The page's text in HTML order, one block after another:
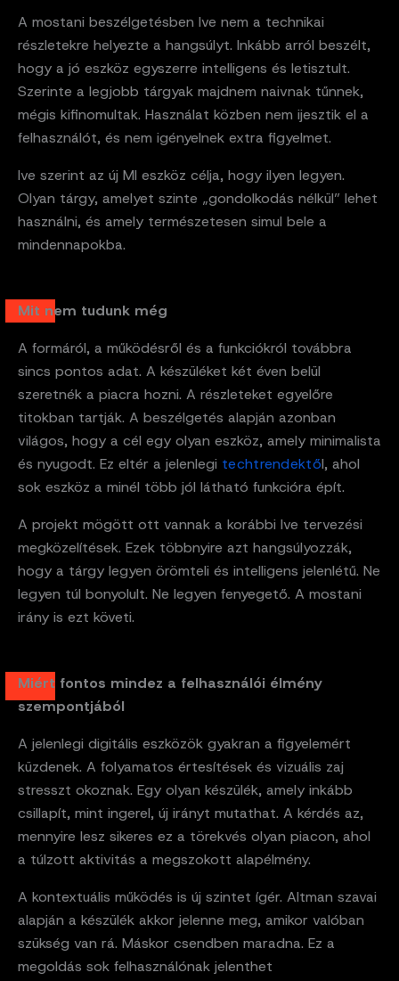
A mostani beszélgetésben Ive nem a technikai
részletekre helyezte a hangsúlyt. Inkább arról beszélt,
hogy a jó eszköz egyszerre intelligens és letisztult.
Szerinte a legjobb tárgyak majdnem naivnak tűnnek,
mégis kifinomultak. Használat közben nem ijesztik el a
felhasználót, és nem igényelnek extra figyelmet.
Ive szerint az új MI eszköz célja, hogy ilyen legyen.
Olyan tárgy, amelyet szinte „gondolkodás nélkül” lehet
használni, és amely természetesen simul bele a
mindennapokba.
Mit nem tudunk még
A formáról, a működésről és a funkciókról továbbra
sincs pontos adat. A készüléket két éven belül
szeretnék a piacra hozni. A részleteket egyelőre
titokban tartják. A beszélgetés alapján azonban
világos, hogy a cél egy olyan eszköz, amely minimalista
és nyugodt. Ez eltér a jelenlegi techtrendektől, ahol
sok eszköz a minél több jól látható funkcióra épít.
A projekt mögött ott vannak a korábbi Ive tervezési
megközelítések. Ezek többnyire azt hangsúlyozzák,
hogy a tárgy legyen örömteli és intelligens jelenlétű. Ne
legyen túl bonyolult. Ne legyen fenyegető. A mostani
irány is ezt követi.
Miért fontos mindez a felhasználói élmény
szempontjából
A jelenlegi digitális eszközök gyakran a figyelemért
küzdenek. A folyamatos értesítések és vizuális zaj
stresszt okoznak. Egy olyan készülék, amely inkább
csillapít, mint ingerel, új irányt mutathat. A kérdés az,
mennyire lesz sikeres ez a törekvés olyan piacon, ahol
a túlzott aktivitás a megszokott alapélmény.
A kontextuális működés is új szintet ígér. Altman szavai
alapján a készülék akkor jelenne meg, amikor valóban
szükség van rá. Máskor csendben maradna. Ez a
megoldás sok felhasználónak jelenthet